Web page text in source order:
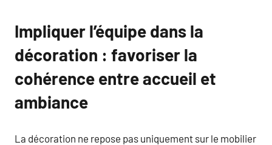
Impliquer l’équipe dans la
décoration : favoriser la
cohérence entre accueil et
ambiance
La décoration ne repose pas uniquement sur le mobilier